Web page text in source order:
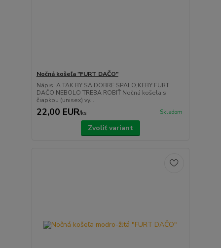
Nočná košeľa "FURT DAČO"
Nápis: A TAK BY SA DOBRE SPALO,KEBY FURT
DAČO NEBOLO TREBA ROBIŤ Nočná košela s
čiapkou (unisex) vy...
22,00 EUR/ks Skladom
Zvoliť variant